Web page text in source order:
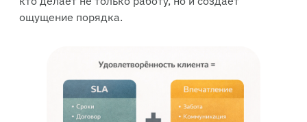
ощущение порядка.